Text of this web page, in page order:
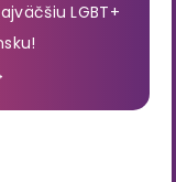
LGBT+